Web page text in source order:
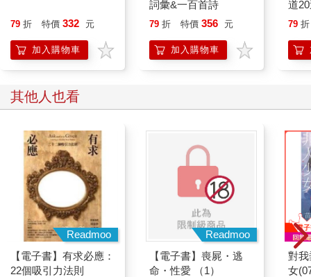
79 折 特價 332 元
加入購物車
詞彙&一百首詩
79 折 特價 356 元
加入購物車
道
79 折
其他人也看
Readmoo
【電子書】有求必應：
22個吸引力法則
Readmoo
【電子書】喪屍・逃
命・性愛 （1）
對
女